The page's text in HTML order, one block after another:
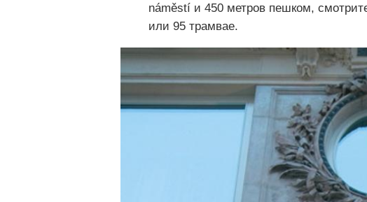
náměstí и 450 метров пешком,
или 95 трамвае.